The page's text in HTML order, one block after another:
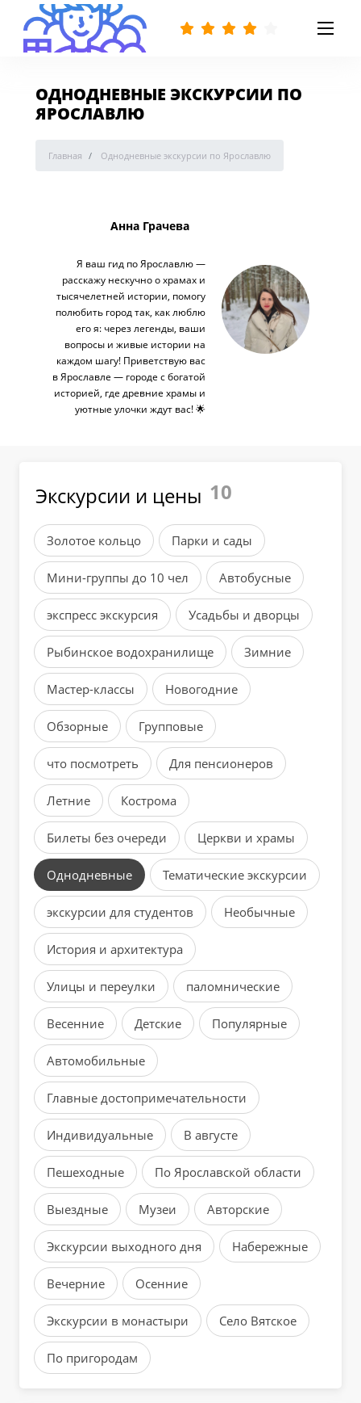
ОДНОДНЕВНЫЕ ЭКСКУРСИИ ПО
ЯРОСЛАВЛЮ
Главная Однодневные экскурсии по Ярославлю
Анна Грачева
Я ваш гид по Ярославлю —
расскажу нескучно о храмах и
тысячелетней истории, помогу
полюбить город так, как люблю
его я: через легенды, ваши
вопросы и живые истории на
каждом шагу! Приветствую вас
в Ярославле — городе с богатой
историей, где древние храмы и
уютные улочки ждут вас! 🌟
Экскурсии и цены 10
Золотое кольцо Парки и сады
Мини-группы до 10 чел Автобусные
экспресс экскурсия Усадьбы и дворцы
Рыбинское водохранилище Зимние
Мастер-классы Новогодние
Обзорные Групповые
что посмотреть Для пенсионеров
Летние Кострома
Билеты без очереди Церкви и храмы
Однодневные Тематические экскурсии
экскурсии для студентов Необычные
История и архитектура
Улицы и переулки паломнические
Весенние Детские Популярные
Автомобильные
Главные достопримечательности
Индивидуальные В августе
Пешеходные По Ярославской области
Выездные Музеи Авторские
Экскурсии выходного дня Набережные
Вечерние Осенние
Экскурсии в монастыри Село Вятское
По пригородам